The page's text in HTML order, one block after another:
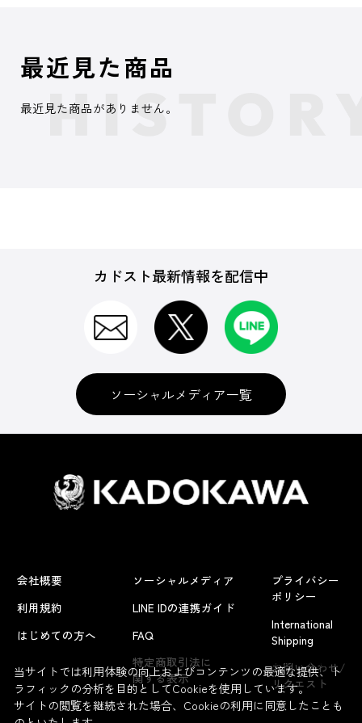
よくあるお問い合わせ
最近見た商品
最近見た商品がありません。
カドスト最新情報を配信中
ソーシャルメディア一覧
会社概要
利用規約
はじめての方へ
ソーシャルメディア
LINE IDの連携ガイド
FAQ
特定商取引法に
関する表示
プライバシー
ポリシー
International
Shipping
お問い合わせ/
リクエスト
当サイトでは利用体験の向上およびコンテンツの最適な提供、ト
ラフィックの分析を目的としてCookieを使用しています。
サイトの閲覧を継続された場合、Cookieの利用に同意したことも